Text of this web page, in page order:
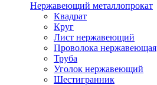
Нержавеющий металлопрокат
Квадрат
Круг
Лист нержавеющий
Проволока нержавеющая
Труба
Уголок нержавеющий
Шестигранник